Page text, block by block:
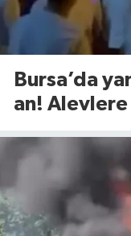
Bursa’da
an!